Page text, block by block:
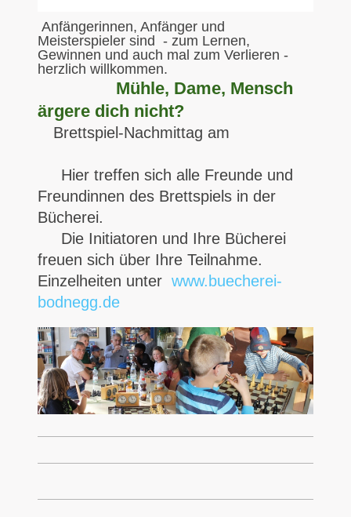
Anfängerinnen, Anfänger und
Meisterspieler sind - zum Lernen,
Gewinnen und auch mal zum Verlieren -
herzlich willkommen.
Mühle, Dame, Mensch
ärgere dich nicht?
Brettspiel-Nachmittag am
Hier treffen sich alle Freunde und
Freundinnen des Brettspiels in der
Bücherei.
Die Initiatoren und Ihre Bücherei
freuen sich über Ihre Teilnahme.
Einzelheiten unter www.buecherei-
bodnegg.de